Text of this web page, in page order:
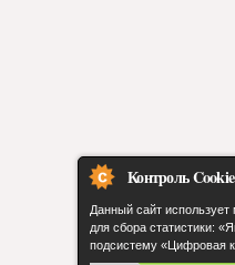
Контроль Cookie
Данный сайт
для сбора статистики:
подсистему «Цифровая